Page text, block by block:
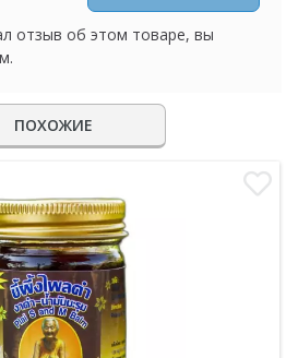
отзыв об этом товаре, вы
ПОХОЖИЕ